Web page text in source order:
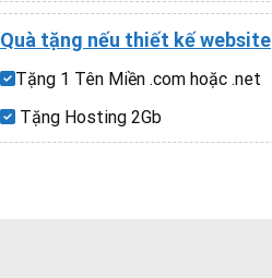
Quà tặng nếu thiết kế website
Tặng 1 Tên Miền .com hoặc .net
Tặng Hosting 2Gb